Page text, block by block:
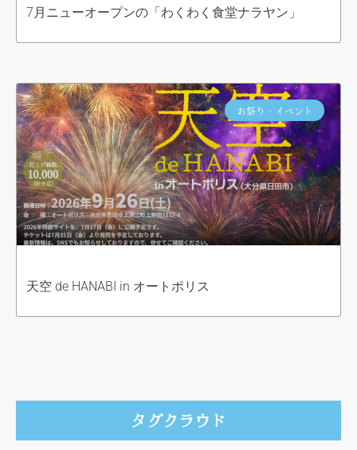
7月ニューオープンの「わくわく食堂ナラヤン」
お祭り・イベント
天空 de HANABI in オートポリス
タグクラウド